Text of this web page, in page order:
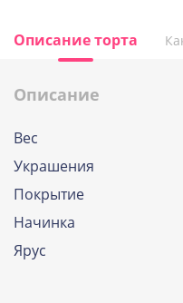
Описание торта
Описание
Вес
Украшения
Покрытие
Начинка
Ярус